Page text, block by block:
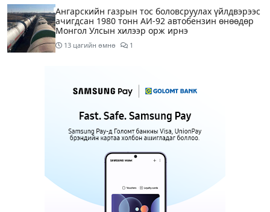
Ангарскийн газрын тос боловсруулах үйлдвэрээс
ачигдсан 1980 тонн АИ-92 автобензин өнөөдөр
Монгол Улсын хилээр орж ирнэ
13 цагийн өмнө 1
төрийн бодлогын хомсдол үүсээд байна
Нэгдүгээр хорооллын арын замыг өнөөдөр орой
23:00 цагаас түр хааж, борооны ус зайлуулах
шугамын хөндлөн сэтэлгээ хийнэ
Нэгдүгээр ангид элсэгчдийн бүртгэлийг энэ
сарын 17-ноос E-Mongolia системээр зохион